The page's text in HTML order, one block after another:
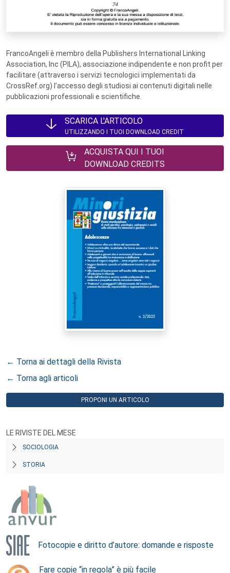
FrancoAngeli è membro della Publishers International Linking
Association, Inc (PILA), associazione indipendente e non profit per
facilitare (attraverso i servizi tecnologici implementati da
CrossRef.org) l’accesso degli studiosi ai contenuti digitali nelle
pubblicazioni professionali e scientifiche.
SCARICA L'ARTICOLO
UTILIZZANDO I TUOI DOWNLOAD CREDIT
ACQUISTA QUI I TUOI
DOWNLOAD CREDITS
← Torna ai dettagli della Rivista
← Torna agli articoli
PROPONI UN ARTICOLO
LE RIVISTE DEL MESE
SOCIOLOGIA
STORIA
Fotocopie e diritto d’autore: domande e risposte
Fare copie “in regola” è più facile